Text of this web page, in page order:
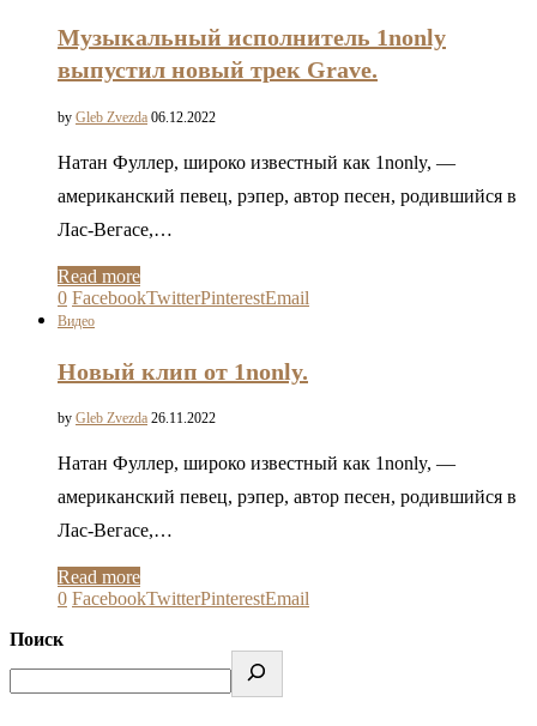
Музыкальный исполнитель 1nonly
выпустил новый трек Grave.
by Gleb Zvezda 06.12.2022
Натан Фуллер, широко известный как 1nonly, —
американский певец, рэпер, автор песен, родившийся в
Лас-Вегасе,…
Read more
0 FacebookTwitterPinterestEmail
Видео
Новый клип от 1nonly.
by Gleb Zvezda 26.11.2022
Натан Фуллер, широко известный как 1nonly, —
американский певец, рэпер, автор песен, родившийся в
Лас-Вегасе,…
Read more
0 FacebookTwitterPinterestEmail
Поиск